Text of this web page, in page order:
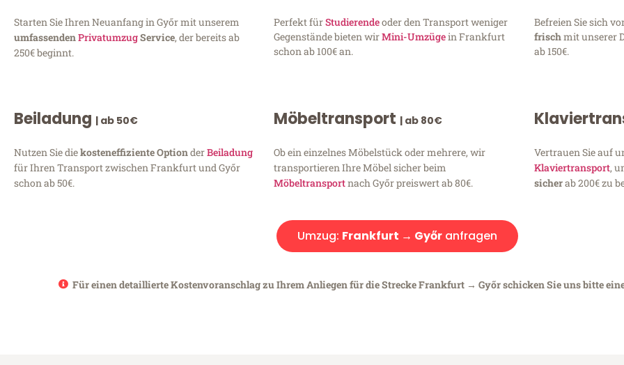
Starten Sie Ihren Neuanfang in Győr mit unserem
umfassendenPrivatumzugService, der bereits ab
250€ beginnt.
Perfekt fürStudierendeoder den Transport weniger
Gegenstände bieten wirMini-Umzügein Frankfurt
schon ab 100€ an.
Befreien Sie sich
frischmit unserer
ab 150€.
Beiladung | ab 50€
Nutzen Sie diekosteneffiziente OptionderBeiladung
für Ihren Transport zwischen Frankfurt und Győr
schon ab 50€.
Möbeltransport | ab 80€
Ob ein einzelnes Möbelstück oder mehrere, wir
transportieren Ihre Möbel sicher beim
Möbeltransportnach Győr preiswert ab 80€.
Vertrauen Sie auf
Klaviertransport,
sicherab 200€ zu
Umzug: Frankfurt → Győranfragen
Für einen detaillierte Kostenvoranschlag zu Ihrem Anliegen für die Strecke Frankfurt → Győr schicken Sie uns bitte